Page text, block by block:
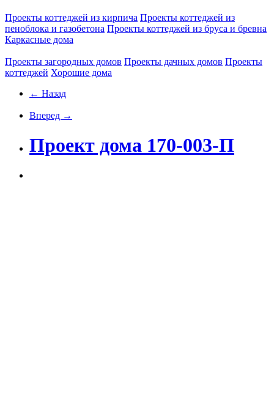
Проекты коттеджей из кирпича Проекты коттеджей из
пеноблока и газобетона Проекты коттеджей из бруса и бревна
Каркасные дома
Проекты загородных домов Проекты дачных домов Проекты
коттеджей Хорошие дома
← Назад
Вперед →
Проект дома 170-003-П